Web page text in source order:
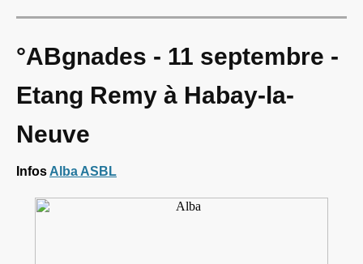
°ABgnades - 11 septembre -
Etang Remy à Habay-la-
Neuve
Infos Alba ASBL